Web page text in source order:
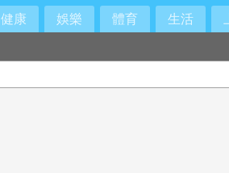
健康 娛樂 體育 生活